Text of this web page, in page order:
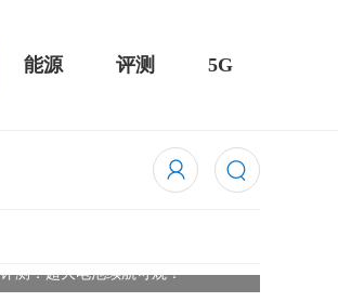
能源 评测 5G
测：超大电池续航可观！